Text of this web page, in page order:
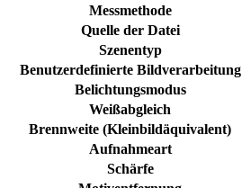
Messmethode
Quelle der Datei
Szenentyp
Benutzerdefinierte Bildverarbeitung
Belichtungsmodus
Weißabgleich
Brennweite (Kleinbildäquivalent)
Aufnahmeart
Schärfe